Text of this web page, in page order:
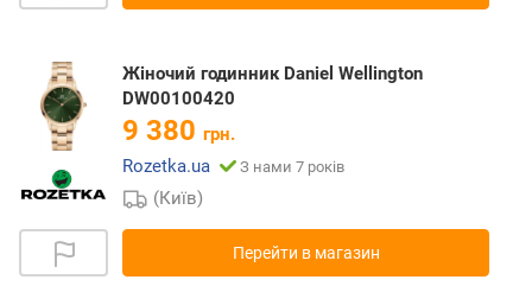
Жіночий годинник Daniel Wellington
DW00100420
9 380 грн.
Rozetka.ua
З нами 7 років
(Київ)
Перейти в магазин